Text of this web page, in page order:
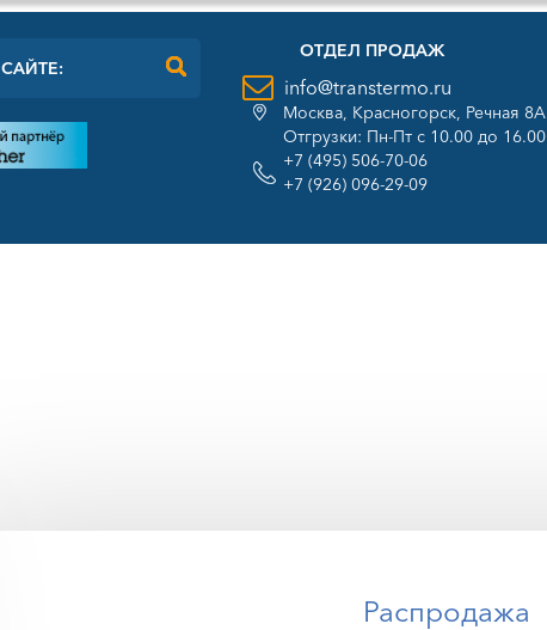
ОТДЕЛ ПРОДАЖ
info@transtermo.ru
Москва, Красногорск, Речная 8А
Отгрузки: Пн-Пт с 10.00 до 16.00
+7 (495) 506-70-06
+7 (926) 096-29-09
Распродажа